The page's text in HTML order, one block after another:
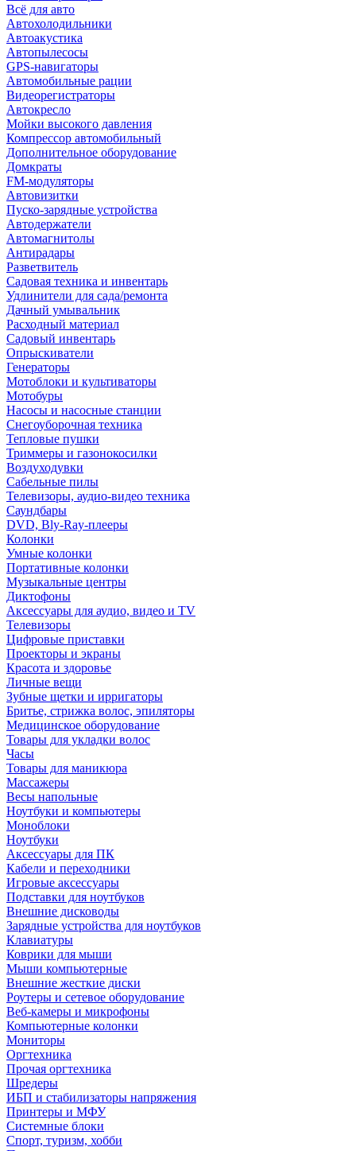
Всё для авто
Автохолодильники
Автоакустика
Автопылесосы
GPS-навигаторы
Автомобильные рации
Видеорегистраторы
Автокресло
Мойки высокого давления
Компрессор автомобильный
Дополнительное оборудование
Домкраты
FM-модуляторы
Автовизитки
Пуско-зарядные устройства
Автодержатели
Автомагнитолы
Антирадары
Разветвитель
Садовая техника и инвентарь
Удлинители для сада/ремонта
Дачный умывальник
Расходный материал
Садовый инвентарь
Опрыскиватели
Генераторы
Мотоблоки и культиваторы
Мотобуры
Насосы и насосные станции
Снегоуборочная техника
Тепловые пушки
Триммеры и газонокосилки
Воздуходувки
Сабельные пилы
Телевизоры, аудио-видео техника
Саундбары
DVD, Bly-Ray-плееры
Колонки
Умные колонки
Портативные колонки
Музыкальные центры
Диктофоны
Аксессуары для аудио, видео и TV
Телевизоры
Цифровые приставки
Проекторы и экраны
Красота и здоровье
Личные вещи
Зубные щетки и ирригаторы
Бритье, стрижка волос, эпиляторы
Медицинское оборудование
Товары для укладки волос
Часы
Товары для маникюра
Массажеры
Весы напольные
Ноутбуки и компьютеры
Моноблоки
Ноутбуки
Аксессуары для ПК
Кабели и переходники
Игровые аксессуары
Подставки для ноутбуков
Внешние дисководы
Зарядные устройства для ноутбуков
Клавиатуры
Коврики для мыши
Мыши компьютерные
Внешние жесткие диски
Роутеры и сетевое оборудование
Веб-камеры и микрофоны
Компьютерные колонки
Мониторы
Оргтехника
Прочая оргтехника
Шредеры
ИБП и стабилизаторы напряжения
Принтеры и МФУ
Системные блоки
Спорт, туризм, хобби